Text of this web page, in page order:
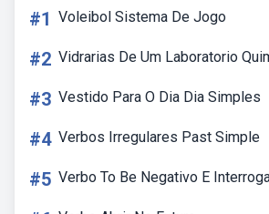
#1 Voleibol Sistema De Jogo
#2 Vidrarias De Um Laboratorio
#3 Vestido Para O Dia Dia Simples
#4 Verbos Irregulares Past Simple
#5 Verbo To Be Negativo E